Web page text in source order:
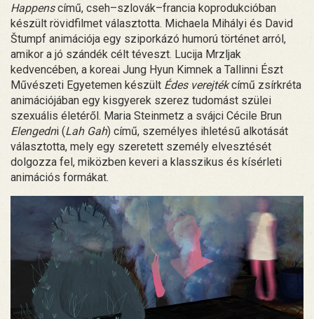
Happenscímű, cseh–szlovák–francia koprodukcióban
készült rövidfilmet választotta. Michaela Mihályi és David
Štumpf animációja egy sziporkázó humorú történet arról,
amikor a jó szándék célt téveszt. Lucija Mrzljak
kedvencében, a koreai Jung Hyun Kimnek a Tallinni Észt
Művészeti Egyetemen készült Édes verejtékcímű zsírkréta
animációjában egy kisgyerek szerez tudomást szülei
szexuális életéről. Maria Steinmetz a svájci Cécile Brun
Elengedni (Lah Gah) című, személyes ihletésű alkotását
választotta, mely egy szeretett személy elvesztését
dolgozza fel, miközben keveri a klasszikus és kísérleti
animációs formákat.